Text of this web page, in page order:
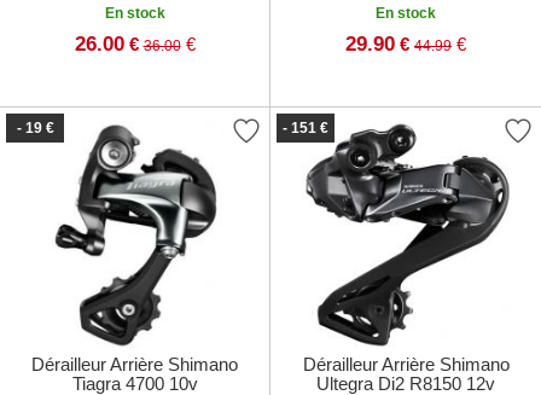
En stock
26.00 € 36.00€
En stock
29.90 € 44.99 €
- 19 €
Dérailleur Arrière Shimano
Tiagra 4700 10v
- 151 €
Dérailleur Arrière Shimano
Ultegra Di2 R8150 12v